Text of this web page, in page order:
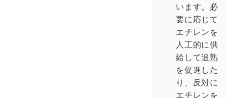
います。必
要に応じて
エチレンを
人工的に供
給して追熟
を促進した
り、反対に
エチレンを